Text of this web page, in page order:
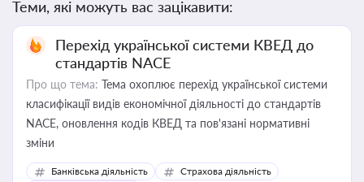
Теми, які можуть вас зацікавити:
Перехід української системи КВЕД до
стандартів NACE
Про що тема: Тема охоплює перехід української системи
класифікації видів економічної діяльності до стандартів
NACE, оновлення кодів КВЕД та пов'язані нормативні
зміни
Банківська діяльність
Страхова діяльність